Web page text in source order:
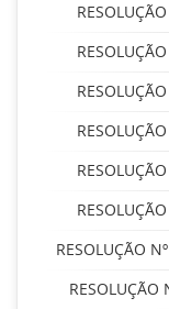
RESOLUÇÃO
RESOLUÇÃO